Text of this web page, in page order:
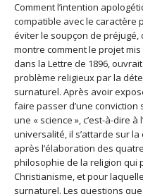
Comment l’intention
compatible avec le caractère
éviter le soupçon de préjugé,
montre comment le projet
dans la Lettre de 1896,
problème religieux par la
surnaturel. Après avoir
faire passer d’une conviction
une « science », c’est-à-dire
universalité, il s’attarde sur la
après l’élaboration des
philosophie de la religion qui
Christianisme, et pour
surnaturel. Les questions